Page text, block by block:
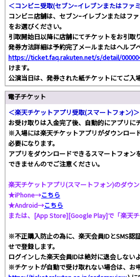
＜コンビニ受取(セブンｰイレブンまたはファ
コンビニ店舗は、セブンｰイレブンまたはフ
をお選びください。
引取開始日以降に店舗にてチケットをお引取
発券方法詳細は予約完了メールまたはヘルプ
https://ticket.faq.rakuten.net/s/detail/
けます。
公演当日は、発券された紙チケットにてご入
電子チケット
＜楽天チケットアプリ受取(スマートフォン)＞
お受け取りは入金完了後、自動的にアプリに
※入場には楽天チケットアプリがダウンロー
必要になります。
アプリをダウンロードできるスマートフォン
できませんのでご注意ください。
楽天チケットアプリ(スマートフォン)のダウ
★iPhone→こちら
★Android→こちら
または、[App Store][Google Play]で「楽天チ
※不正購入防止の為に、楽天会員IDとSMS認
せで登録します。
ログインした楽天会員IDは絶対に退会しない
※チケットが自動で受け取れない場合は、お